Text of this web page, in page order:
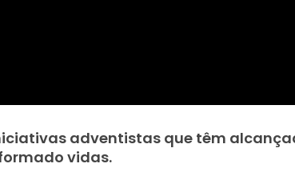
adventistas que têm
vidas.